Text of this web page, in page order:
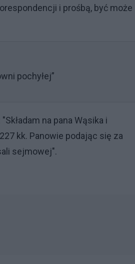
i prośbą, być może
pochyłej”
na pana Wąsika i
kk. Panowie podając się za
sejmowej".